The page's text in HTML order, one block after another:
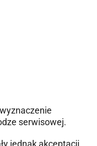
serwisowej.
jednak akceptacji